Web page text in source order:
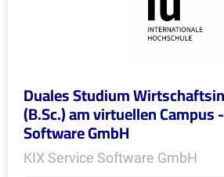
Duales Studium
(B.Sc.) am virtuellen Campus
Software GmbH
KIX Service Software GmbH